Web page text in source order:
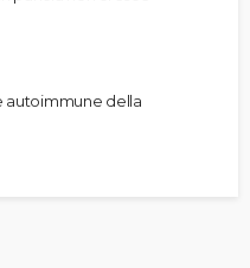
autoimmune della